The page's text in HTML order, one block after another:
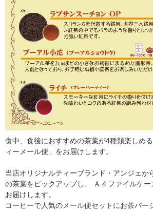
食中、食後におすすめの茶葉が4種類楽しめ
ィーメール便」をお届けします。
当店オリジナルティーブランド・アンジェか
の茶葉をピックアップし、 Ａ４ファイルケ
お届けします。
コーヒーで人気のメール便セットにお茶バー